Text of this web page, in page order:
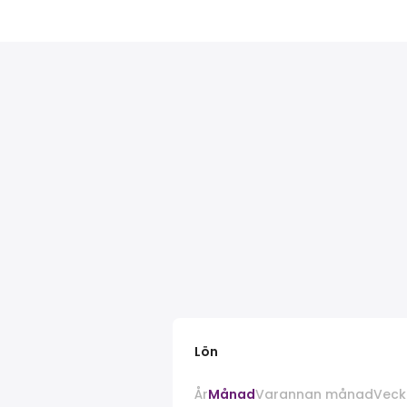
Lön
ÅrMånadVarannan månad